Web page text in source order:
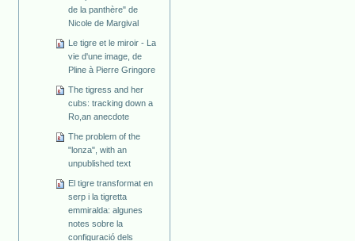
de la panthère" de
Nicole de Margival
Le tigre et le miroir - La
vie d'une image, de
Pline à Pierre Gringore
The tigress and her
cubs: tracking down a
Ro,an anecdote
The problem of the
"lonza", with an
unpublished text
El tigre transformat en
serp i la tigretta
emmiralda: algunes
notes sobre la
configuració dels